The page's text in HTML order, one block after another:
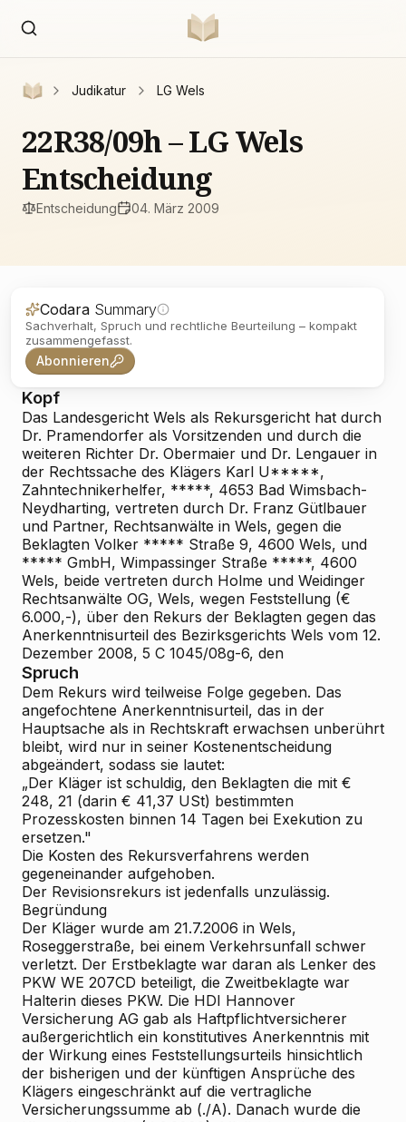
Judikatur LG Wels
22R38/09h – LG Wels
Entscheidung
Entscheidung 04. März 2009
Codara Summary
Sachverhalt, Spruch und rechtliche Beurteilung – kompakt
zusammengefasst.
Abonnieren
Kopf
Das Landesgericht Wels als Rekursgericht hat durch
Dr. Pramendorfer als Vorsitzenden und durch die
weiteren Richter Dr. Obermaier und Dr. Lengauer in
der Rechtssache des Klägers Karl U*****,
Zahntechnikerhelfer, *****, 4653 Bad Wimsbach-
Neydharting, vertreten durch Dr. Franz Gütlbauer
und Partner, Rechtsanwälte in Wels, gegen die
Beklagten Volker ***** Straße 9, 4600 Wels, und
***** GmbH, Wimpassinger Straße *****, 4600
Wels, beide vertreten durch Holme und Weidinger
Rechtsanwälte OG, Wels, wegen Feststellung (€
6.000,-), über den Rekurs der Beklagten gegen das
Anerkenntnisurteil des Bezirksgerichts Wels vom 12.
Dezember 2008, 5 C 1045/08g-6, den
Spruch
Dem Rekurs wird teilweise Folge gegeben. Das
angefochtene Anerkenntnisurteil, das in der
Hauptsache als in Rechtskraft erwachsen unberührt
bleibt, wird nur in seiner Kostenentscheidung
abgeändert, sodass sie lautet:
„Der Kläger ist schuldig, den Beklagten die mit €
248, 21 (darin € 41,37 USt) bestimmten
Prozesskosten binnen 14 Tagen bei Exekution zu
ersetzen."
Die Kosten des Rekursverfahrens werden
gegeneinander aufgehoben.
Der Revisionsrekurs ist jedenfalls unzulässig.
Begründung
Der Kläger wurde am 21.7.2006 in Wels,
Roseggerstraße, bei einem Verkehrsunfall schwer
verletzt. Der Erstbeklagte war daran als Lenker des
PKW WE 207CD beteiligt, die Zweitbeklagte war
Halterin dieses PKW. Die HDI Hannover
Versicherung AG gab als Haftpflichtversicherer
außergerichtlich ein konstitutives Anerkenntnis mit
der Wirkung eines Feststellungsurteils hinsichtlich
der bisherigen und der künftigen Ansprüche des
Klägers eingeschränkt auf die vertragliche
Versicherungssumme ab (./A). Danach wurde die